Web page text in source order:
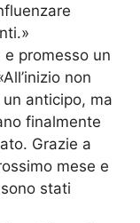
promesso un
non
anticipo, ma
finalmente
Grazie a
mese e
stati